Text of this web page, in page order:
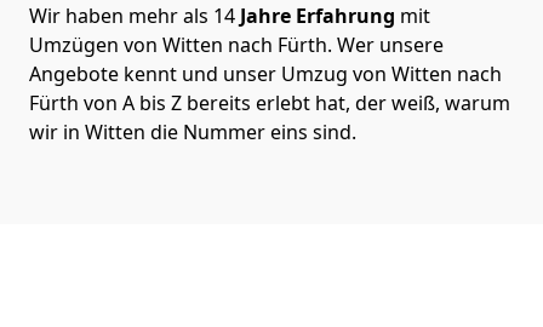
Wir haben mehr als 14 Jahre Erfahrung mit
Umzügen von Witten nach Fürth. Wer unsere
Angebote kennt und unser Umzug von Witten nach
Fürth von A bis Z bereits erlebt hat, der weiß, warum
wir in Witten die Nummer eins sind.